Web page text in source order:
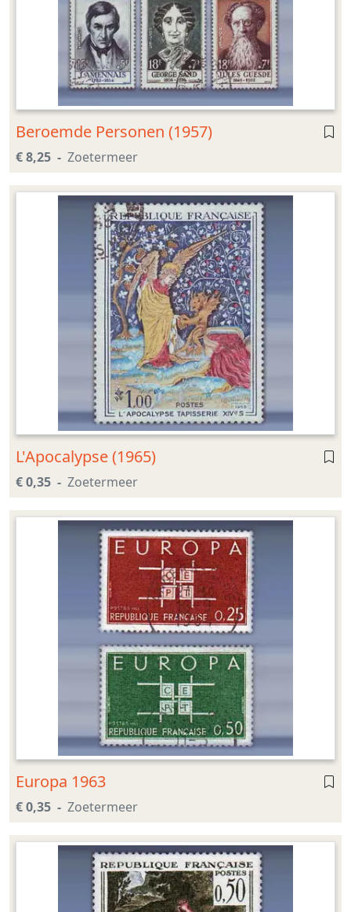
Beroemde Personen (1957)
€ 8,25 Zoetermeer
L'Apocalypse (1965)
€ 0,35 Zoetermeer
Europa 1963
€ 0,35 Zoetermeer